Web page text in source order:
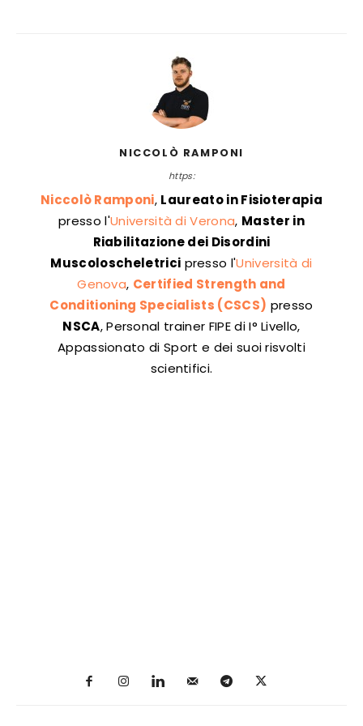
NICCOLÒ RAMPONI
https:
Niccolò Ramponi, Laureato in Fisioterapia
presso l'Università di Verona, Master in
Riabilitazione dei Disordini
Muscoloscheletrici presso l'Università di
Genova, Certified Strength and
Conditioning Specialists (CSCS) presso
NSCA, Personal trainer FIPE di I° Livello,
Appassionato di Sport e dei suoi risvolti
scientifici.